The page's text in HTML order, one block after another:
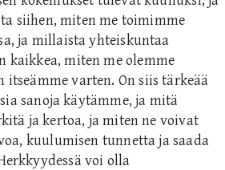
siihen, miten me toimimme
ja millaista yhteiskuntaa
kaikkea, miten me olemme
itseämme varten. On siis tärkeää
sanoja käytämme, ja mitä
ja kertoa, ja miten ne voivat
kuulumisen tunnetta ja saada
voi olla